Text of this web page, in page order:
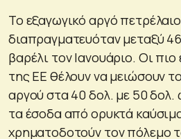
Το εξαγωγικό αργό
διαπραγματευόταν μεταξύ
βαρέλι τον Ιανουάριο. Οι
της ΕΕ θέλουν να μειώσουν
αργού στα 40 δολ. με 50 δολ.
τα έσοδα από ορυκτά
χρηματοδοτούν τον πόλεμο